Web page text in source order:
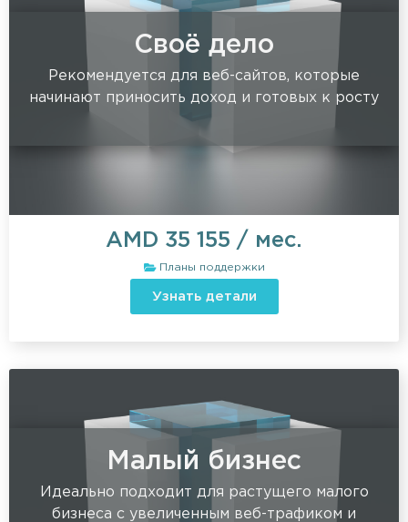
Своё дело
Рекомендуется для веб-сайтов, которые
начинают приносить доход и готовых к росту
Планы поддержки
AMD 35 155 / мес.
Узнать детали
Малый бизнес
Идеально подходит для растущего малого
бизнеса с увеличенным веб-трафиком и